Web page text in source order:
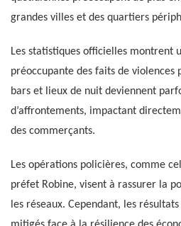
grandes villes et des quartiers
Les statistiques officielles montrent
préoccupante des faits de violences
bars et lieux de nuit deviennent
d’affrontements, impactant
des commerçants.
Les opérations policières, comme
préfet Robine, visent à rassurer la
les réseaux. Cependant, les